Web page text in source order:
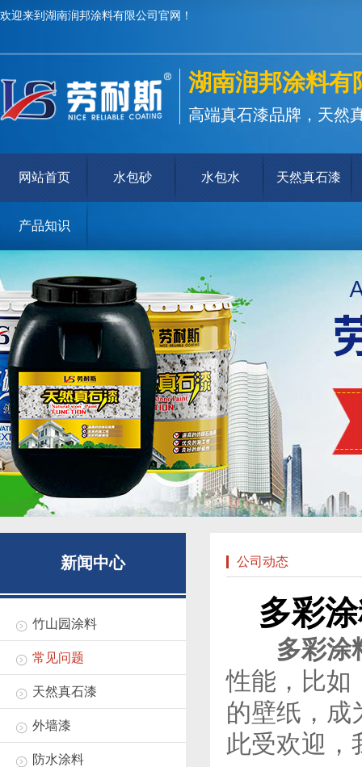
欢迎来到湖南润邦涂料有限公司官网！
湖南润邦涂料有
高端真石漆品牌，天然
网站首页 水包砂 水包水 天然真石漆
产品知识
新闻中心
竹山园涂料
常见问题
天然真石漆
外墙漆
防水涂料
公司动态
多彩
多彩涂
性能，比如
的壁纸，成
此受欢迎，